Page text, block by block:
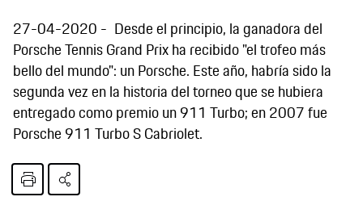
27-04-2020
Desde el principio, la ganadora del
Porsche Tennis Grand Prix ha recibido "el trofeo más
bello del mundo": un Porsche. Este año, habría sido la
segunda vez en la historia del torneo que se hubiera
entregado como premio un 911 Turbo; en 2007 fue
Porsche 911 Turbo S Cabriolet.